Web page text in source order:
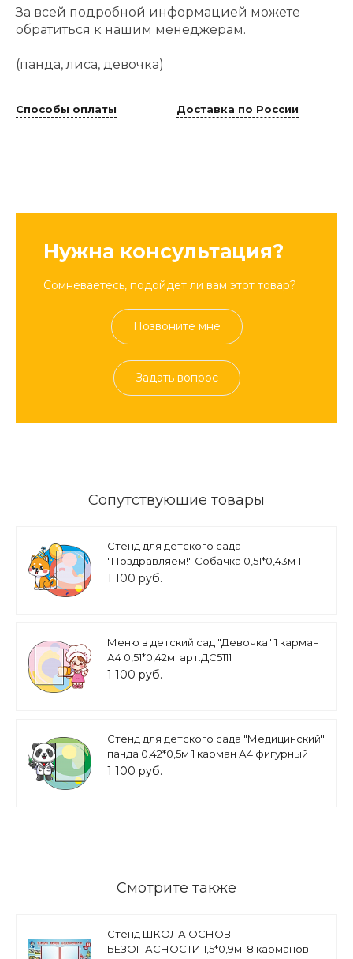
За всей подробной информацией можете
обратиться к нашим менеджерам.
(панда, лиса, девочка)
Способы оплаты Доставка по России
Нужна консультация?
Сомневаетесь, подойдет ли вам этот товар?
Позвоните мне
Задать вопрос
Сопутствующие товары
Стенд для детского сада
"Поздравляем!" Собачка 0,51*0,43м 1
карман фигурный арт. ДС5112
1 100 руб.
Меню в детский сад "Девочка" 1 карман
А4 0,51*0,42м. арт.ДС5111
1 100 руб.
Стенд для детского сада "Медицинский"
панда 0.42*0,5м 1 карман А4 фигурный
арт. ДС5113
1 100 руб.
Смотрите также
Стенд ШКОЛА ОСНОВ
БЕЗОПАСНОСТИ 1,5*0,9м. 8 карманов